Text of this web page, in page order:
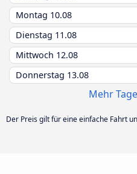
Montag 10.08
Dienstag 11.08
Mittwoch 12.08
Donnerstag 13.08
Mehr
Der Preis gilt für eine einfache Fahrt